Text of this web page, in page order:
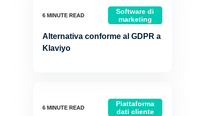
Software di
marketing
Alternativa conforme al GDPR a
Klaviyo
Piattaforma
dati cliente